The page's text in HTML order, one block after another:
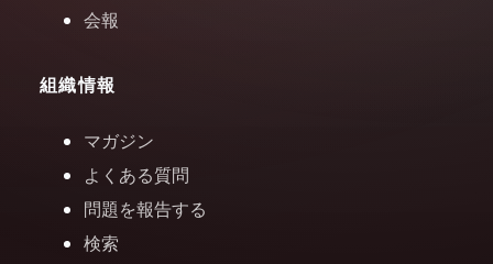
会報
組織情報
マガジン
よくある質問
問題を報告する
検索